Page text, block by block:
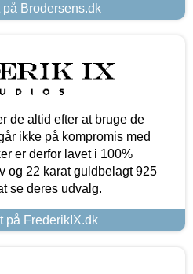
Brodersens.dk
de altid efter at bruge de
ikke på kompromis med
er derfor lavet i 100%
og 22 karat guldbelagt 925
se deres udvalg.
på FrederikIX.dk